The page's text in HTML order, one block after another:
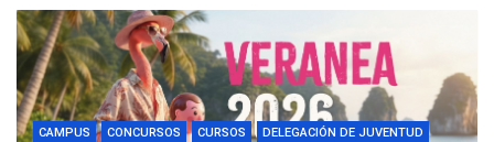
CAMPUS CONCURSOS CURSOS
DELEGACIÓN DE JUVENTUD